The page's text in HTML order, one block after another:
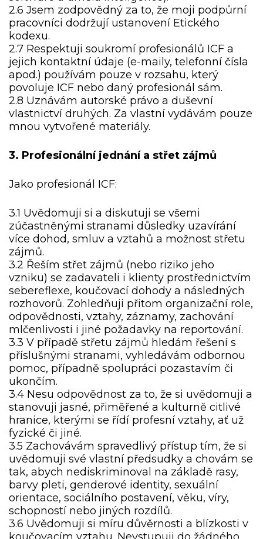
2.6 Jsem zodpovědný za to, že moji podpůrní
pracovníci dodržují ustanovení Etického
kodexu.
2.7 Respektuji soukromí profesionálů ICF a
jejich kontaktní údaje (e-maily, telefonní čísla
apod.) používám pouze v rozsahu, který
povoluje ICF nebo daný profesionál sám.
2.8 Uznávám autorské právo a duševní
vlastnictví druhých. Za vlastní vydávám pouze
mnou vytvořené materiály.
3. Profesionální jednání a střet zájmů
Jako profesionál ICF:
3.1 Uvědomuji si a diskutuji se všemi
zúčastněnými stranami důsledky uzavírání
více dohod, smluv a vztahů a možnost střetu
zájmů.
3.2 Řeším střet zájmů (nebo riziko jeho
vzniku) se zadavateli i klienty prostřednictvím
sebereflexe, koučovací dohody a následných
rozhovorů. Zohledňuji přitom organizační role,
odpovědnosti, vztahy, záznamy, zachování
mlčenlivosti i jiné požadavky na reportování.
3.3 V případě střetu zájmů hledám řešení s
příslušnými stranami, vyhledávám odbornou
pomoc, případně spolupráci pozastavím či
ukončím.
3.4 Nesu odpovědnost za to, že si uvědomuji a
stanovuji jasné, přiměřené a kulturně citlivé
hranice, kterými se řídí profesní vztahy, ať už
fyzické či jiné.
3.5 Zachovávám spravedlivý přístup tím, že si
uvědomuji své vlastní předsudky a chovám se
tak, abych nediskriminoval na základě rasy,
barvy pleti, genderové identity, sexuální
orientace, sociálního postavení, věku, víry,
schopností nebo jiných rozdílů.
3.6 Uvědomuji si míru důvěrnosti a blízkosti v